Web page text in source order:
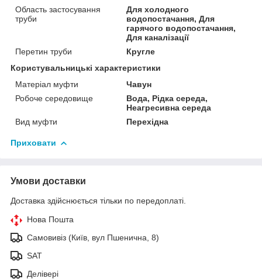
Область застосування
труби
Для холодного
водопостачання, Для
гарячого водопостачання,
Для каналізації
Перетин труби
Кругле
Користувальницькі характеристики
Матеріал муфти
Чавун
Робоче середовище
Вода, Рідка середа,
Неагресивна середа
Вид муфти
Перехідна
Приховати
Умови доставки
Доставка здійснюється тільки по передоплаті.
Нова Пошта
Самовивіз (Київ, вул Пшенична, 8)
SAT
Делівері